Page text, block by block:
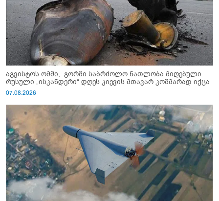
აგვისტოს ომში, გორში საბრძოლო ნათლობა მიღებული
რუსული „ისკანდერი“ დღეს კიევის მთავარ კოშმარად იქცა
07.08.2026